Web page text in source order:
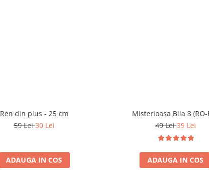
Ren din plus - 25 cm
59 Lei30 Lei
ADAUGA IN COS
Misterioasa Bila 8 (RO-
49 Lei39 Lei
ADAUGA IN COS